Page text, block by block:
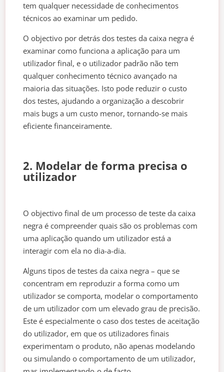
tem qualquer necessidade de conhecimentos
técnicos ao examinar um pedido.
O objectivo por detrás dos testes da caixa negra é
examinar como funciona a aplicação para um
utilizador final, e o utilizador padrão não tem
qualquer conhecimento técnico avançado na
maioria das situações. Isto pode reduzir o custo
dos testes, ajudando a organização a descobrir
mais bugs a um custo menor, tornando-se mais
eficiente financeiramente.
2. Modelar de forma precisa o
utilizador
O objectivo final de um processo de teste da caixa
negra é compreender quais são os problemas com
uma aplicação quando um utilizador está a
interagir com ela no dia-a-dia.
Alguns tipos de testes da caixa negra – que se
concentram em reproduzir a forma como um
utilizador se comporta, modelar o comportamento
de um utilizador com um elevado grau de precisão.
Este é especialmente o caso dos testes de aceitação
do utilizador, em que os utilizadores finais
experimentam o produto, não apenas modelando
ou simulando o comportamento de um utilizador,